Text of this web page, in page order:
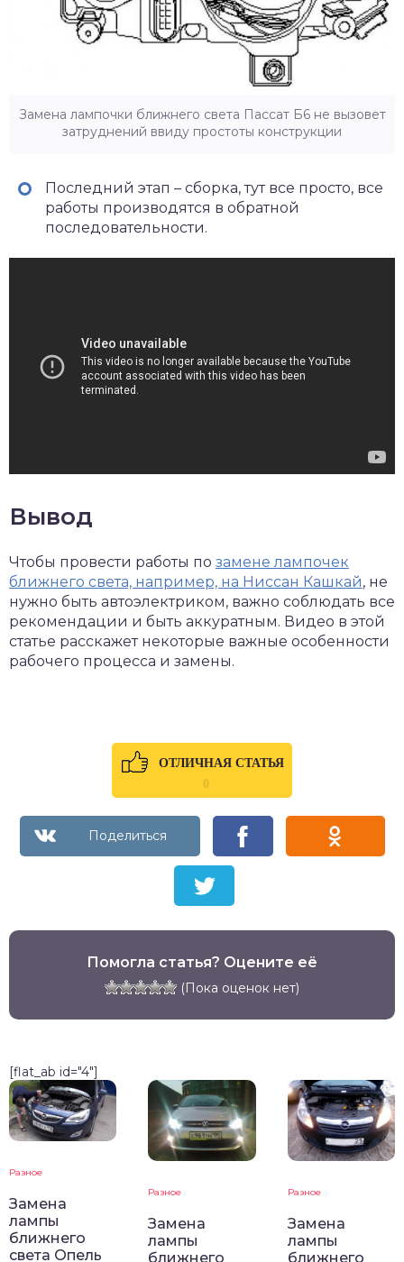
Замена лампочки ближнего света Пассат Б6 не вызовет
затруднений ввиду простоты конструкции
Последний этап – сборка, тут все просто, все
работы производятся в обратной
последовательности.
Вывод
Чтобы провести работы по замене лампочек
ближнего света, например, на Ниссан Кашкай, не
нужно быть автоэлектриком, важно соблюдать все
рекомендации и быть аккуратным. Видео в этой
статье расскажет некоторые важные особенности
рабочего процесса и замены.
ОТЛИЧНАЯ СТАТЬЯ
0
Помогла статья? Оцените её
(Пока оценок нет)
[flat_ab id="4"]
Разное
Замена
лампы
ближнего
света Опель
Разное
Замена
лампы
ближнего
Разное
Замена
лампы
ближнего